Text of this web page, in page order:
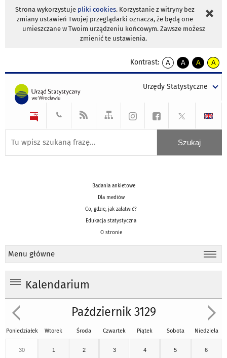
Strona wykorzystuje pliki cookies. Korzystanie z witryny bez
zmiany ustawień Twojej przeglądarki oznacza, że będą one
umieszczane w Twoim urządzeniu końcowym. Zawsze możesz
zmienić te ustawienia.
Kontrast:
A
kontrast
A
kontrast
tekst
czarnym
A
kontrast
tekst
czarnym
A
tekst
żółtym
Urzędy Statystyczne
Badania ankietowe
Dla mediów
Co, gdzie, jak załatwić?
Edukacja statystyczna
O stronie
Menu główne
Kalendarium
Październik 3129
Poniedziałek Wtorek Środa Czwartek Piątek Sobota Niedziela
30 1 2 3 4 5 6